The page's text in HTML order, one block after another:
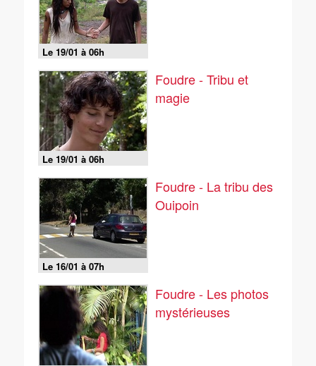
Le 19/01 à 06h
Le 19/01 à 06h
Foudre - Tribu et
magie
Le 16/01 à 07h
Foudre - La tribu des
Ouipoin
Foudre - Les photos
mystérieuses